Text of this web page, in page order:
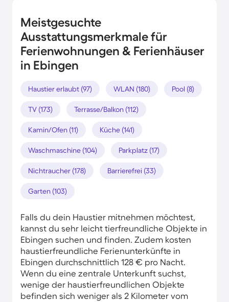
Meistgesuchte
Ausstattungsmerkmale für
Ferienwohnungen & Ferienhäuser
in Ebingen
Haustier erlaubt (97) WLAN (180) Pool (8)
TV (173) Terrasse/Balkon (112)
Kamin/Ofen (11) Küche (141)
Waschmaschine (104) Parkplatz (17)
Nichtraucher (178) Barrierefrei (33)
Garten (103)
Falls du dein Haustier mitnehmen möchtest,
kannst du sehr leicht tierfreundliche Objekte in
Ebingen suchen und finden. Zudem kosten
haustierfreundliche Ferienunterkünfte in
Ebingen durchschnittlich 128 € pro Nacht.
Wenn du eine zentrale Unterkunft suchst,
wenige der haustierfreundlichen Objekte
befinden sich weniger als 2 Kilometer vom